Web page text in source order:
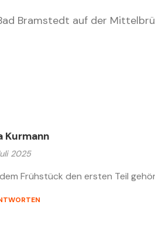
Bramstedt auf der
Kurmann
2025
Frühstück den ersten Teil